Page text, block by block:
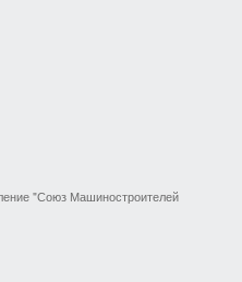
"Союз Машиностроителей